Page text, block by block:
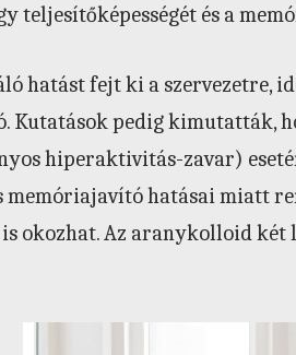
teljesítőképességét és a
hatást fejt ki a szervezetre,
Kutatások pedig kimutatták,
hiperaktivitás-zavar)
hatásai miatt
okozhat. Az aranykolloid